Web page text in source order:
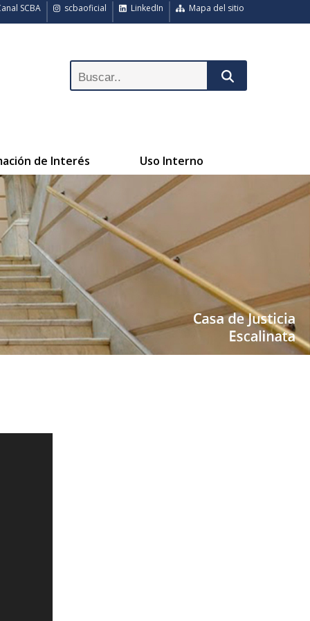
Mapa del sitio
LinkedIn
scbaoficial
SCBA
de Interés Uso Interno